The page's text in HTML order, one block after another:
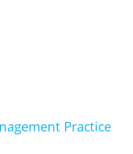
Practice